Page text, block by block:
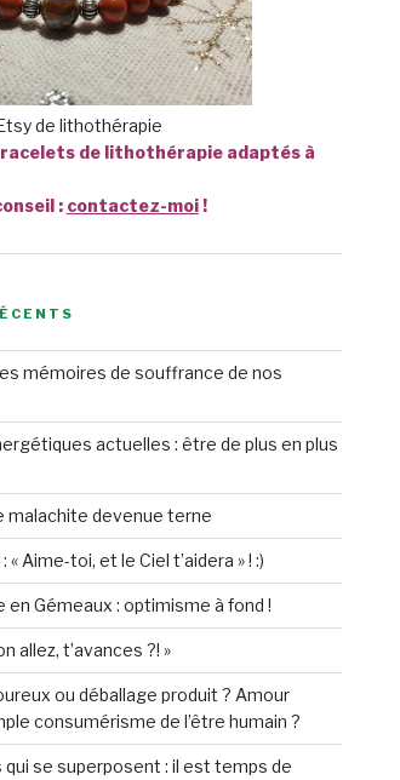
de lithothérapie
de lithothérapie adaptés à
: contactez-moi!
mémoires de souffrance de nos
actuelles : être de plus en plus
malachite devenue terne
Aime-toi, et le Ciel t’aidera » ! :)
en Gémeaux : optimisme à fond !
allez, t’avances ?! »
ou déballage produit ? Amour
consumérisme de l’être humain ?
qui se superposent : il est temps de